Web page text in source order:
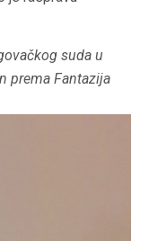
suda u
prema Fantazija